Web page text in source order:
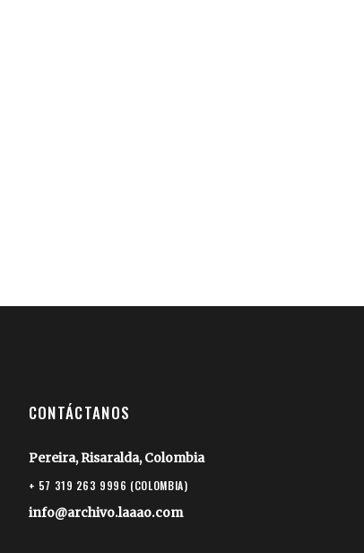
CONTÁCTANOS
Pereira, Risaralda, Colombia
+ 57 319 263 9996 (COLOMBIA)
info@archivo.laaao.com